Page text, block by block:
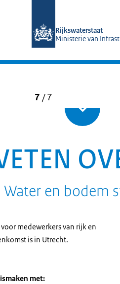
Rijkswaterstaat
Ministerie van
7 /7
Water en bodem
medewerkers van rijk en
is in Utrecht.
met: